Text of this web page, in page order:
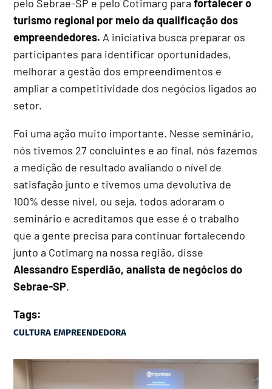
pelo Sebrae-SP e pelo Cotimarg parafortalecer o
turismo regional por meio da qualificação dos
empreendedores. A iniciativa busca preparar os
participantes para identificar oportunidades,
melhorar a gestão dos empreendimentos e
ampliar a competitividade dos negócios ligados ao
setor.
Foi uma ação muito importante. Nesse seminário,
nós tivemos 27 concluintes e ao final, nós fazemos
a medição de resultado avaliando o nível de
satisfação junto e tivemos uma devolutiva de
100% desse nível, ou seja, todos adoraram o
seminário e acreditamos que esse é o trabalho
que a gente precisa para continuar fortalecendo
junto a Cotimarg na nossa região, disse
Alessandro Esperdião, analista de negócios do
Sebrae-SP.
Tags:
CULTURA EMPREENDEDORA